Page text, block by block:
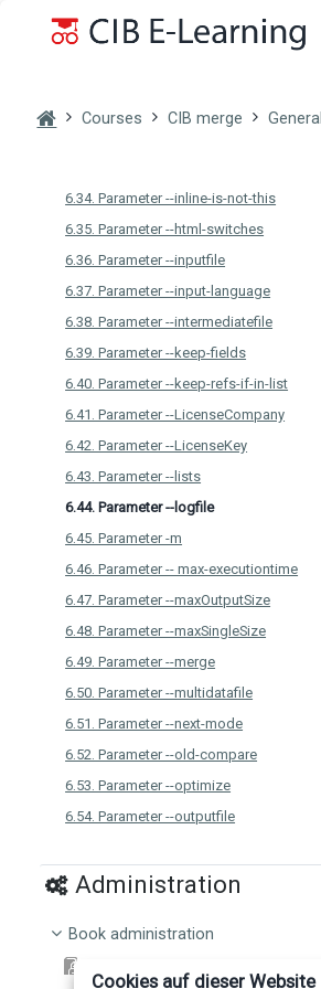
Courses CIB merge General
6.29. Parameter --field-results
6.34. Parameter --inline-is-not-this
6.35. Parameter --html-switches
6.36. Parameter --inputfile
6.37. Parameter --input-language
6.38. Parameter --intermediatefile
6.39. Parameter --keep-fields
6.40. Parameter --keep-refs-if-in-list
6.41. Parameter --LicenseCompany
6.42. Parameter --LicenseKey
6.43. Parameter --lists
6.44. Parameter --logfile
6.45. Parameter -m
6.46. Parameter -- max-executiontime
6.47. Parameter --maxOutputSize
6.48. Parameter --maxSingleSize
6.49. Parameter --merge
6.50. Parameter --multidatafile
6.51. Parameter --next-mode
6.52. Parameter --old-compare
6.53. Parameter --optimize
6.54. Parameter --outputfile
6.56. Parameter --parameterfile
6.58. Parameter --remove-hidden-text
6.59. Parameter --replace-color
Administration
Book administration
Cookies auf dieser Website